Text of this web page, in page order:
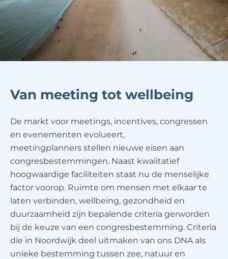
Van meeting tot wellbeing
De markt voor meetings, incentives, congressen
en evenementen evolueert,
meetingplanners stellen nieuwe eisen aan
congresbestemmingen. Naast kwalitatief
hoogwaardige faciliteiten staat nu de menselijke
factor voorop. Ruimte om mensen met elkaar te
laten verbinden, wellbeing, gezondheid en
duurzaamheid zijn bepalende criteria gerworden
bij de keuze van een congresbestemming. Criteria
die in Noordwijk deel uitmaken van ons DNA als
unieke bestemming tussen zee, natuur en